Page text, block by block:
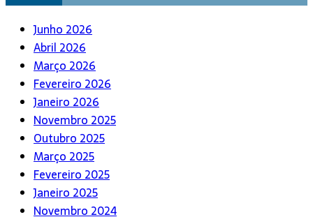
Junho 2026
Abril 2026
Março 2026
Fevereiro 2026
Janeiro 2026
Novembro 2025
Outubro 2025
Março 2025
Fevereiro 2025
Janeiro 2025
Novembro 2024